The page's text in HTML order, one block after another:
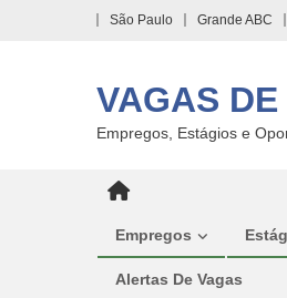
São Paulo Grande ABC
VAGAS
Empregos, Estágios e
Empregos
Alertas De Vagas